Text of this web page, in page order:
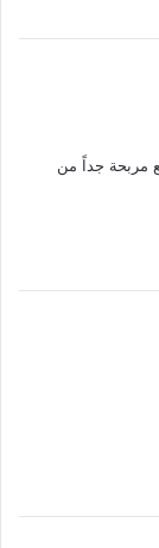
مربحة جداً من